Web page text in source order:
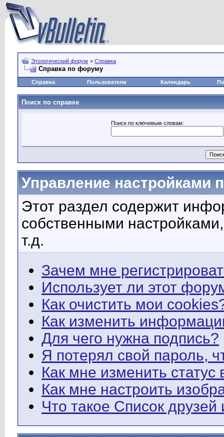
Этологический форум > Справка
Справка по форуму
Справка Пользователи Календарь
Поиск по справке
Поиск по ключевым словам:
Управление настройками
Этот раздел содержит
собственными
т.д.
Зачем мне
Использует ли этот
Как очистить мои
Как изменить
Для чего нужна подпись?
Я потерял свой пароль,
Как мне изменить
Как мне настроить
Что такое Список